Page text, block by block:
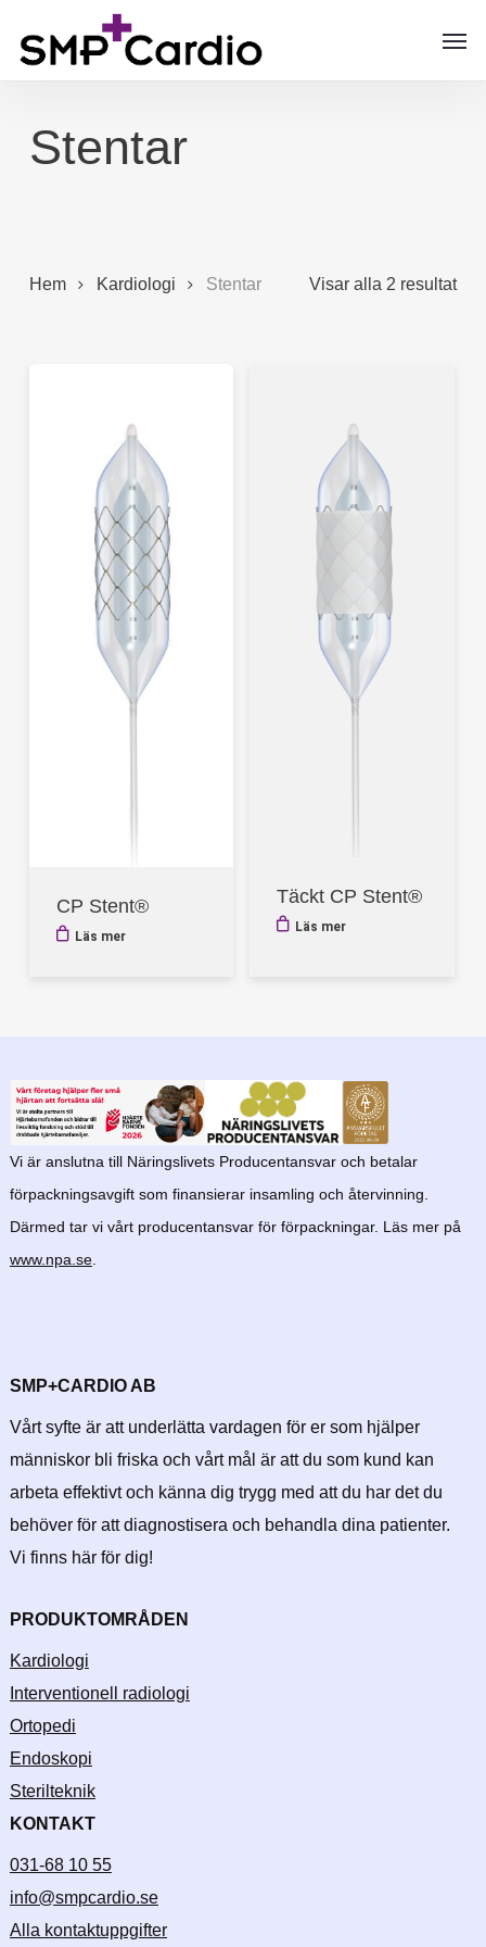
main
Stentar
Visar alla 2 resultat
Hem Kardiologi Stentar
CP Stent®
Läs mer
Täckt CP Stent®
Läs mer
Vi är anslutna till Näringslivets Producentansvar och betalar
förpackningsavgift som finansierar insamling och återvinning.
Därmed tar vi vårt producentansvar för förpackningar. Läs mer på
www.npa.se.
SMP+CARDIO AB
Vårt syfte är att underlätta vardagen för er som hjälper
människor bli friska och vårt mål är att du som kund kan
arbeta effektivt och känna dig trygg med att du har det du
behöver för att diagnostisera och behandla dina patienter.
Vi finns här för dig!
PRODUKTOMRÅDEN
Kardiologi
Interventionell radiologi
Ortopedi
Endoskopi
Sterilteknik
KONTAKT
031-68 10 55
info@smpcardio.se
Alla kontaktuppgifter